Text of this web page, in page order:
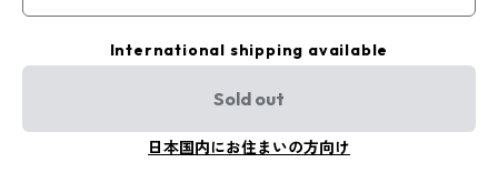
International shipping available
Sold out
日本国内にお住まいの方向け